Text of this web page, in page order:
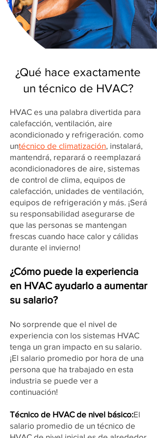
¿Qué hace exactamente
un técnico de HVAC?
HVAC es una palabra divertida para
calefacción, ventilación, aire
acondicionado y refrigeración. como
untécnico de climatización, instalará,
mantendrá, reparará o reemplazará
acondicionadores de aire, sistemas
de control de clima, equipos de
calefacción, unidades de ventilación,
equipos de refrigeración y más. ¡Será
su responsabilidad asegurarse de
que las personas se mantengan
frescas cuando hace calor y cálidas
durante el invierno!
¿Cómo puede la experiencia
en HVAC ayudarlo a aumentar
su salario?
No sorprende que el nivel de
experiencia con los sistemas HVAC
tenga un gran impacto en su salario.
¡El salario promedio por hora de una
persona que ha trabajado en esta
industria se puede ver a
continuación!
Técnico de HVAC de nivel básico:El
salario promedio de un técnico de